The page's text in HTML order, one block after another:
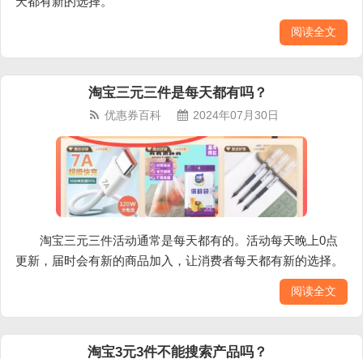
阅读全文
淘宝三元三件是每天都有吗？
优惠券百科 2024年07月30日
淘宝三元三件活动通常是每天都有的。活动每天晚上0点
更新，届时会有新的商品加入，让消费者每天都有新的选择。
阅读全文
淘宝3元3件不能搜索产品吗？